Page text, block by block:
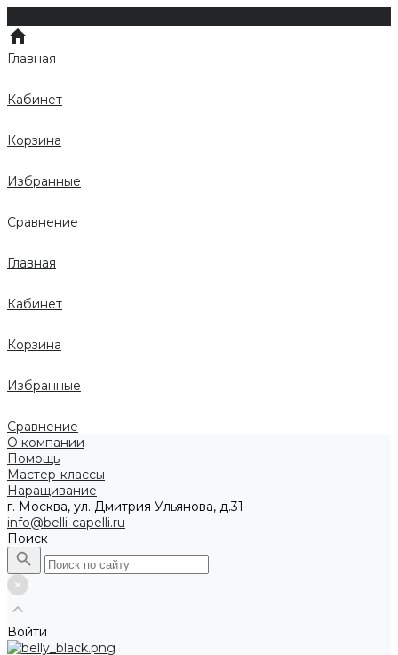
Главная
Кабинет
Корзина
Избранные
Сравнение
Главная
Кабинет
Корзина
Избранные
Сравнение
О компании
Помощь
Мастер-классы
Наращивание
г. Москва, ул. Дмитрия Ульянова, д.31
info@belli-capelli.ru
Поиск
Войти